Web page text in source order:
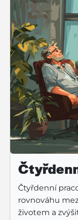
Čtyřdenní
rovnováhu
životem a